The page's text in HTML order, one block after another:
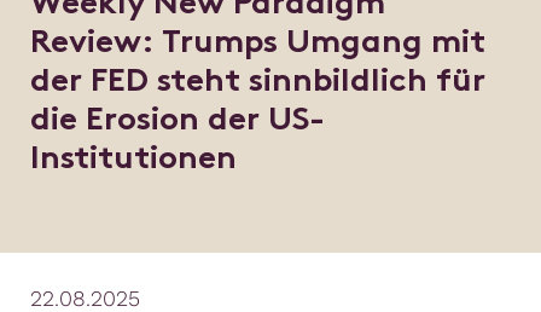
Review: Trumps Umgang mit
der FED steht sinnbildlich für
die Erosion der US-
Institutionen
22.08.2025